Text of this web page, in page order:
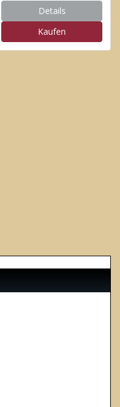
Details
Kaufen